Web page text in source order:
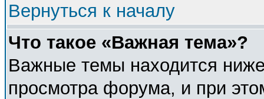
Вернуться к началу
Что такое «Важная тема»?
Важные темы находится
просмотра форума, и при